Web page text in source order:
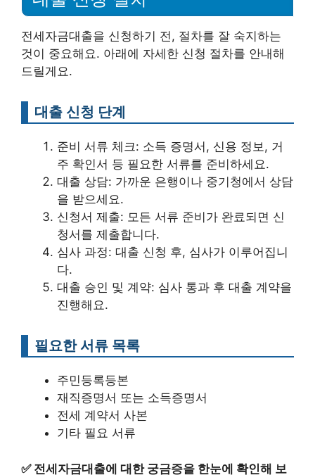
전세자금대출을 신청하기 전, 절차를 잘 숙지하는
것이 중요해요. 아래에 자세한 신청 절차를 안내해
드릴게요.
대출 신청 단계
준비 서류 체크: 소득 증명서, 신용 정보, 거
주 확인서 등 필요한 서류를 준비하세요.
대출 상담: 가까운 은행이나 중기청에서 상담
을 받으세요.
신청서 제출: 모든 서류 준비가 완료되면 신
청서를 제출합니다.
심사 과정: 대출 신청 후, 심사가 이루어집니
다.
대출 승인 및 계약: 심사 통과 후 대출 계약을
진행해요.
필요한 서류 목록
주민등록등본
재직증명서 또는 소득증명서
전세 계약서 사본
기타 필요 서류
✅ 전세자금대출에 대한 궁금증을 한눈에 확인해 보